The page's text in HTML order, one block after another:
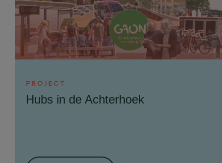
PROJECT
Hubs in de Achterhoek